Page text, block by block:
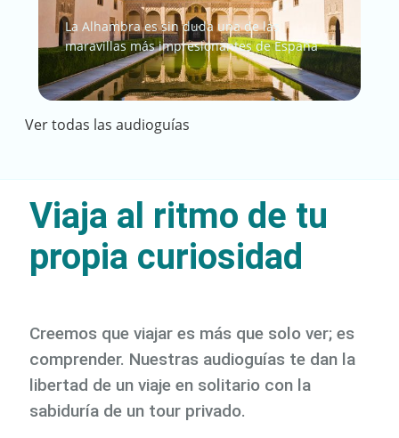
La Alhambra es sin duda una de las
maravillas más impresionantes de España
Ver todas las audioguías
Viaja al ritmo de tu
propia curiosidad
Creemos que viajar es más que solo ver; es
comprender. Nuestras audioguías te dan la
libertad de un viaje en solitario con la
sabiduría de un tour privado.